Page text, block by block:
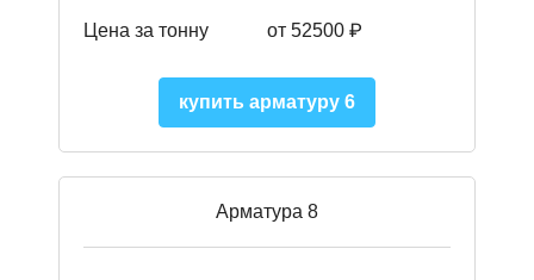
Цена за тонну от 52500 ₽
купить арматуру 6
Арматура 8